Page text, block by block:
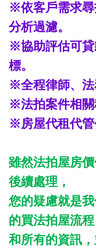
※依客戶需求
分析過濾。
※協助評估可
標。
※全程律師、法
※法拍案件相關
※房屋代租代管
雖然法拍屋房
後續處理，
您的疑慮就是
的買法拍屋流程
和所有的資訊